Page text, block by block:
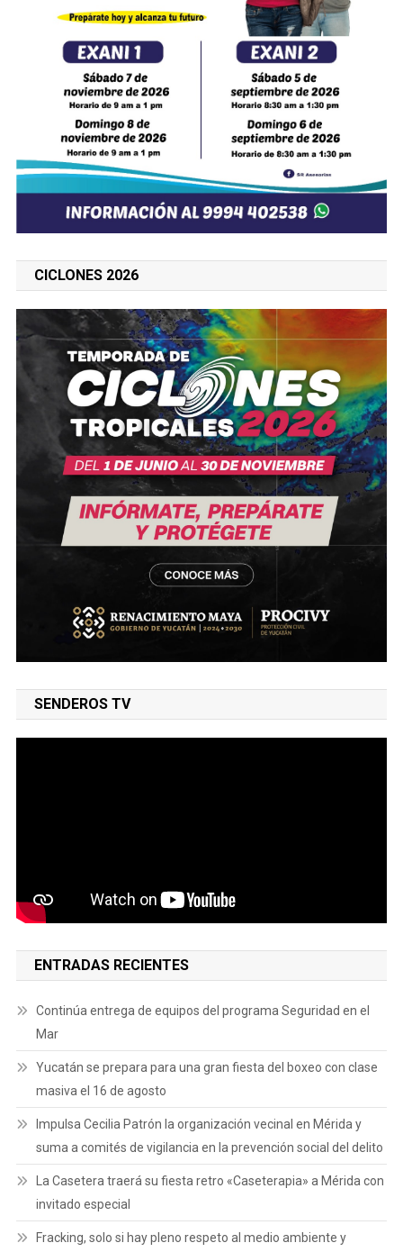
CICLONES 2026
SENDEROS TV
ENTRADAS RECIENTES
Continúa entrega de equipos del programa Seguridad en el
Mar
Yucatán se prepara para una gran fiesta del boxeo con clase
masiva el 16 de agosto
Impulsa Cecilia Patrón la organización vecinal en Mérida y
suma a comités de vigilancia en la prevención social del delito
La Casetera traerá su fiesta retro «Caseterapia» a Mérida con
invitado especial
Fracking, solo si hay pleno respeto al medio ambiente y